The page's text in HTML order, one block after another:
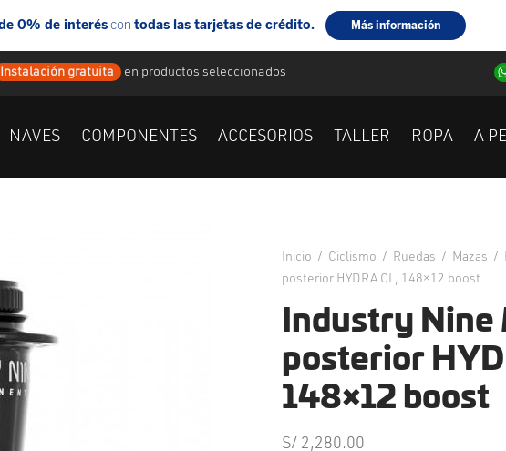
Instalación gratuita en productos seleccionados
NAVES COMPONENTES ACCESORIOS TALLER ROPA A
Inicio / Ciclismo / Ruedas / Mazas /
posterior HYDRA CL, 148×12 boost
Industry Nine
posterior
148×12 boost
S/ 2,280.00